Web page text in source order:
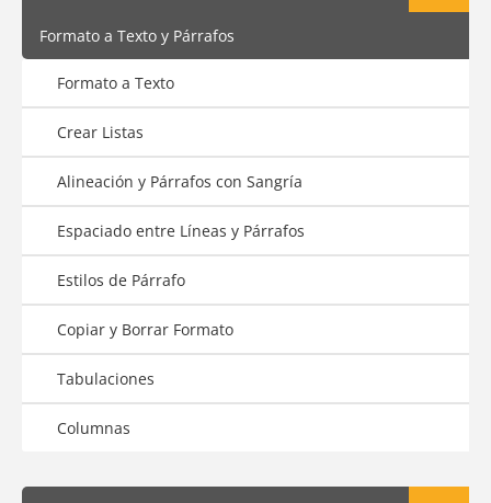
Formato a Texto y Párrafos
Formato a Texto
Crear Listas
Alineación y Párrafos con Sangría
Espaciado entre Líneas y Párrafos
Estilos de Párrafo
Copiar y Borrar Formato
Tabulaciones
Columnas